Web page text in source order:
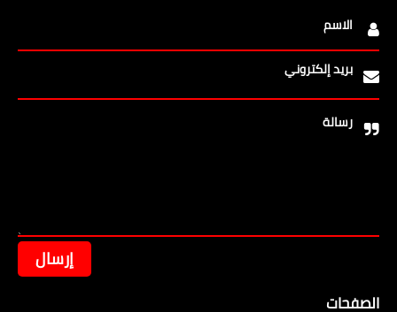
الاسم
بريد إلكتروني
رسالة
الصفحات